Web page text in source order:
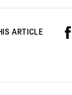
ARTICLE